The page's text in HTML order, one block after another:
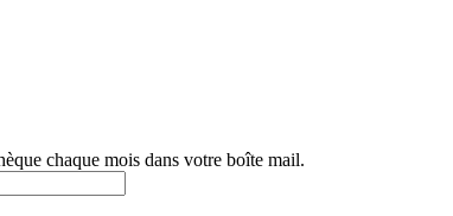
chaque mois dans votre boîte mail.